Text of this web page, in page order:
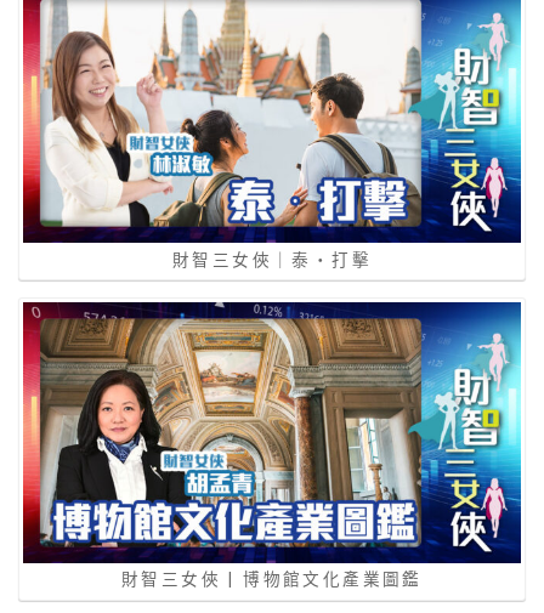
財智三女俠｜泰‧打擊
財智三女俠 | 博物館文化產業圖鑑